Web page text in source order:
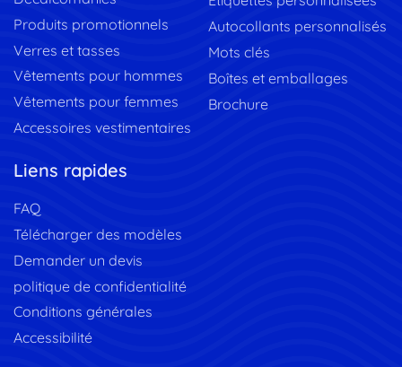
Produits promotionnels
Verres et tasses
Vêtements pour hommes
Vêtements pour femmes
Accessoires vestimentaires
Autocollants personnalisés
Mots clés
Boîtes et emballages
Brochure
Liens rapides
FAQ
Télécharger des modèles
Demander un devis
politique de confidentialité
Conditions générales
Accessibilité